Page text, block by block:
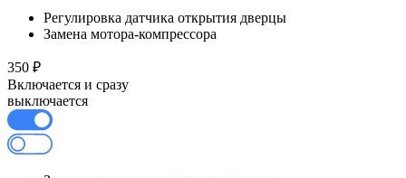
Регулировка датчика открытия дверцы
Замена мотора-компрессора
350 ₽
Включается и сразу
выключается